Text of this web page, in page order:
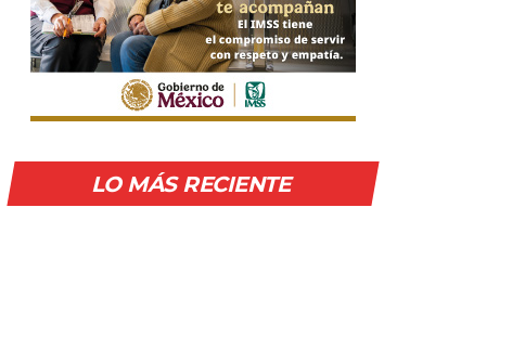
LO MÁS RECIENTE